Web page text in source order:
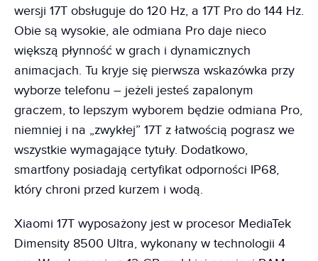
wersji 17T obsługuje do 120 Hz, a 17T Pro do 144 Hz.
Obie są wysokie, ale odmiana Pro daje nieco
większą płynność w grach i dynamicznych
animacjach. Tu kryje się pierwsza wskazówka przy
wyborze telefonu – jeżeli jesteś zapalonym
graczem, to lepszym wyborem będzie odmiana Pro,
niemniej i na „zwykłej” 17T z łatwością pograsz we
wszystkie wymagające tytuły. Dodatkowo,
smartfony posiadają certyfikat odporności IP68,
który chroni przed kurzem i wodą.
Xiaomi 17T wyposażony jest w procesor MediaTek
Dimensity 8500 Ultra, wykonany w technologii 4